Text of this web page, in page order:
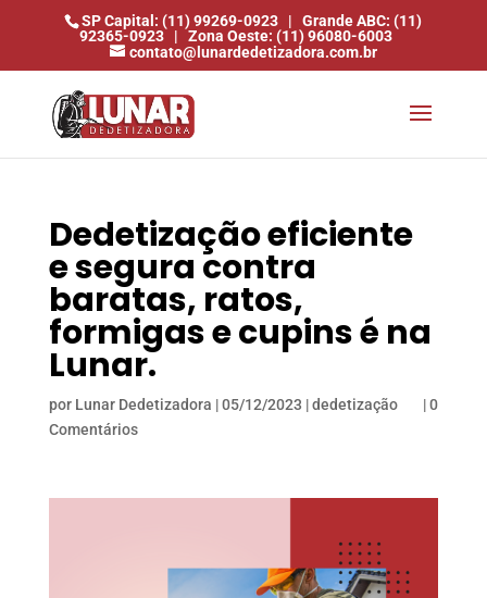
SP Capital: (11) 99269-0923 |Grande ABC: (11)
92365-0923|Zona Oeste: (11) 96080-6003
contato@lunardedetizadora.com.br
Dedetização eficiente
e segura contra
baratas, ratos,
formigas e cupins é na
Lunar.
por Lunar Dedetizadora |05/12/2023 |dedetização |0
Comentários